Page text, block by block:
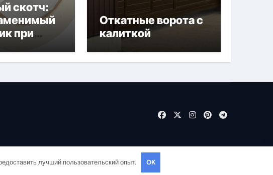
скотч:
при
работах
Откатные ворота с
калиткой
.лучший пользовательский опыт. OK